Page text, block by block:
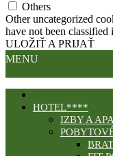
Others
Other uncategorized
have not been classified
ULOŽIŤ A PRIJAŤ
MENU
HOTEL****
IZBY A